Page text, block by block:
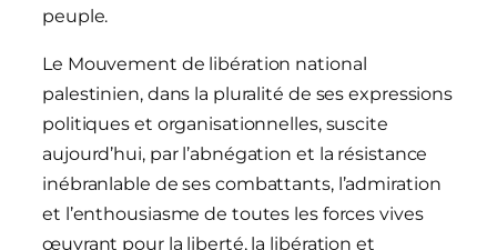
peuple.
Le Mouvement de libération national
palestinien, dans la pluralité de ses expressions
politiques et organisationnelles, suscite
aujourd’hui, par l’abnégation et la résistance
inébranlable de ses combattants, l’admiration
et l’enthousiasme de toutes les forces vives
œuvrant pour la liberté, la libération et